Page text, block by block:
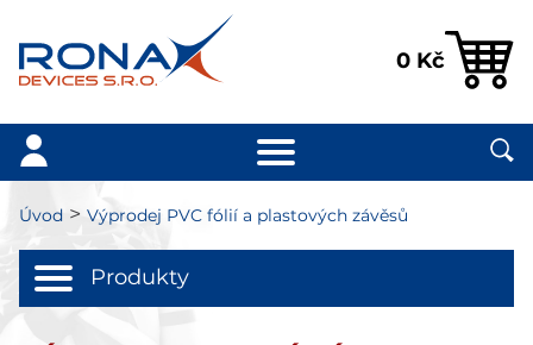
0 Kč
Úvod > Výprodej PVC fólií a plastových závěsů
Produkty